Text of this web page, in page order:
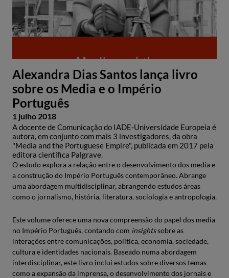
Alexandra Dias Santos lança livro
sobre os Media e o Império
Português
1 julho 2018
A docente de Comunicação do IADE-Universidade Europeia é
autora, em conjunto com mais 3 investigadores, da obra
"Media and the Portuguese Empire", publicada em 2017 pela
editora científica Palgrave.
O estudo explora a relação entre o desenvolvimento dos media e
a construção do Império Português contemporâneo. Abrange
uma abordagem multidisciplinar, abrangendo estudos áreas
como o jornalismo, história, literatura, sociologia e antropologia.
Este volume oferece uma nova compreensão do papel dos media
no Império Português, contando com insightssobre as
interações entre comunicações, política, economia, sociedade,
cultura e identidades nacionais. Baseado numa abordagem
interdisciplinar, este livro inclui estudos sobre diversos temas
como a expansão da imprensa, o desenvolvimento dos jornais e